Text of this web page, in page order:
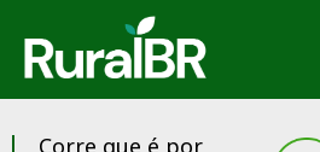
Corre que é por